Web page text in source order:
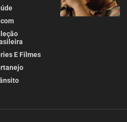
E Filmes